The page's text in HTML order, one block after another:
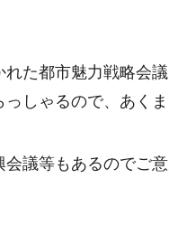
れた都市魅力戦略会
しゃるので、あく
議等もあるのでご